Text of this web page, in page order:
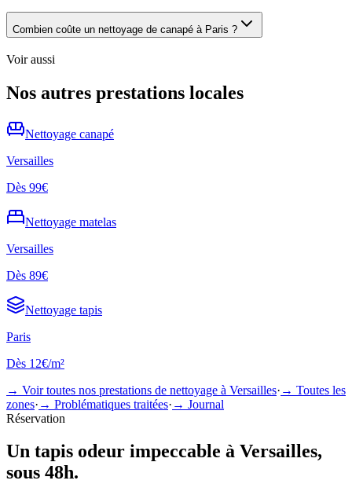
Combien coûte un nettoyage de canapé à Paris ?
Voir aussi
Nos autres prestations locales
Nettoyage canapé
Versailles
Dès 99€
Nettoyage matelas
Versailles
Dès 89€
Nettoyage tapis
Paris
Dès 12€/m²
→ Voir toutes nos prestations de nettoyage à Versailles· → Toutes les
zones· → Problématiques traitées· → Journal
Réservation
Un tapis odeur impeccable à Versailles,
sous 48h.